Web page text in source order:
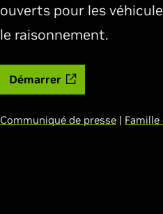
ouverts pour les
le raisonnement.
Démarrer
Communiqué de presse | Famille